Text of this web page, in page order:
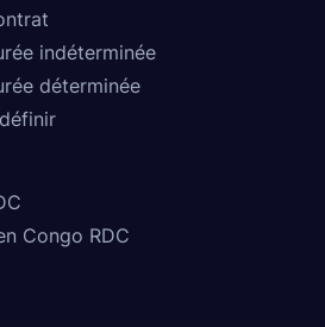
indéterminée
déterminée
Congo RDC